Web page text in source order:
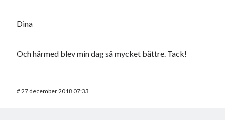
Dina
Och härmed blev min dag så mycket bättre. Tack!
#27 december 2018 07:33